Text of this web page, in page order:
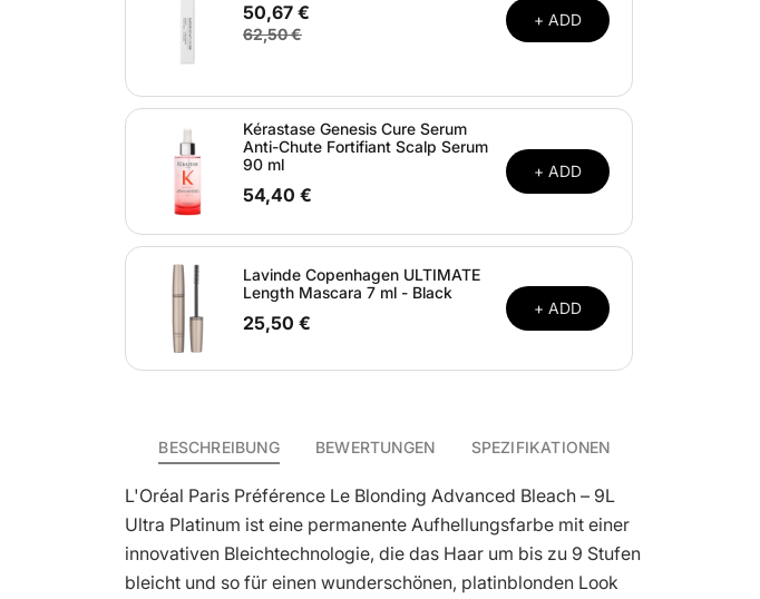
50,67 €
62,50 €
+ ADD
Kérastase Genesis Cure Serum
Anti-Chute Fortifiant Scalp Serum
90 ml
54,40 €
+ ADD
Lavinde Copenhagen ULTIMATE
Length Mascara 7 ml - Black
25,50 €
+ ADD
BESCHREIBUNG BEWERTUNGEN SPEZIFIKATIONEN
L'Oréal Paris Préférence Le Blonding Advanced Bleach – 9L
Ultra Platinum ist eine permanente Aufhellungsfarbe mit einer
innovativen Bleichtechnologie, die das Haar um bis zu 9 Stufen
bleicht und so für einen wunderschönen, platinblonden Look